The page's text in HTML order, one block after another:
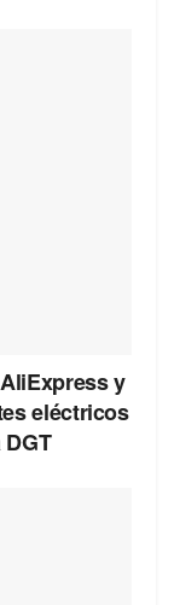
y
eléctricos